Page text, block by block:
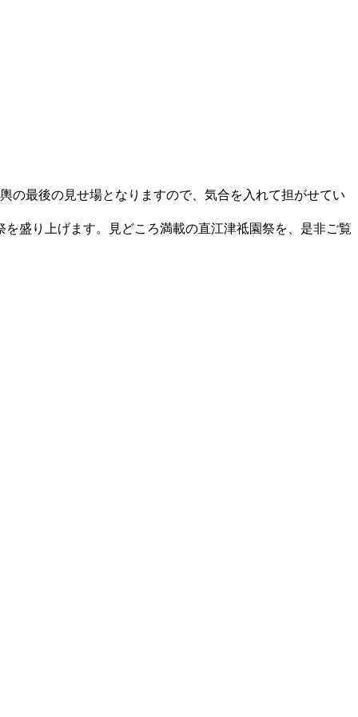
の最後の見せ場となりますので、気合を入れて担がせてい
盛り上げます。見どころ満載の直江津祗園祭を、是非ご覧